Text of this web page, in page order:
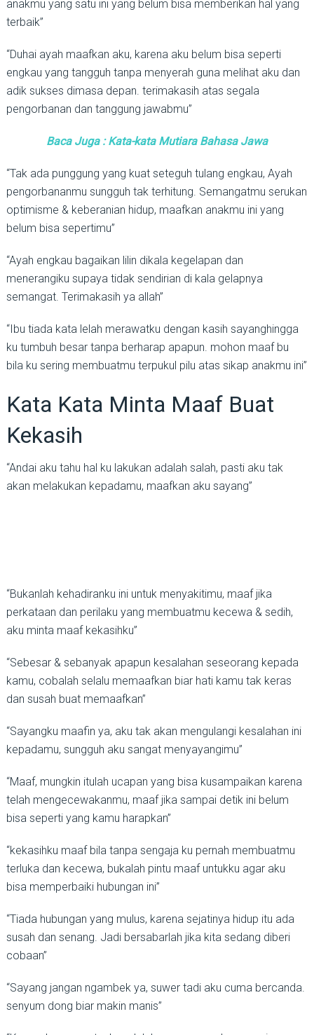
anakmu yang satu ini yang belum bisa memberikan hal yang
terbaik”
“Duhai ayah maafkan aku, karena aku belum bisa seperti
engkau yang tangguh tanpa menyerah guna melihat aku dan
adik sukses dimasa depan. terimakasih atas segala
pengorbanan dan tanggung jawabmu”
Baca Juga : Kata-kata Mutiara Bahasa Jawa
“Tak ada punggung yang kuat seteguh tulang engkau, Ayah
pengorbananmu sungguh tak terhitung. Semangatmu serukan
optimisme & keberanian hidup, maafkan anakmu ini yang
belum bisa sepertimu”
“Ayah engkau bagaikan lilin dikala kegelapan dan
menerangiku supaya tidak sendirian di kala gelapnya
semangat. Terimakasih ya allah”
“Ibu tiada kata lelah merawatku dengan kasih sayanghingga
ku tumbuh besar tanpa berharap apapun. mohon maaf bu
bila ku sering membuatmu terpukul pilu atas sikap anakmu ini”
Kata Kata Minta Maaf Buat
Kekasih
“Andai aku tahu hal ku lakukan adalah salah, pasti aku tak
akan melakukan kepadamu, maafkan aku sayang”
“Bukanlah kehadiranku ini untuk menyakitimu, maaf jika
perkataan dan perilaku yang membuatmu kecewa & sedih,
aku minta maaf kekasihku”
“Sebesar & sebanyak apapun kesalahan seseorang kepada
kamu, cobalah selalu memaafkan biar hati kamu tak keras
dan susah buat memaafkan”
“Sayangku maafin ya, aku tak akan mengulangi kesalahan ini
kepadamu, sungguh aku sangat menyayangimu”
“Maaf, mungkin itulah ucapan yang bisa kusampaikan karena
telah mengecewakanmu, maaf jika sampai detik ini belum
bisa seperti yang kamu harapkan”
“kekasihku maaf bila tanpa sengaja ku pernah membuatmu
terluka dan kecewa, bukalah pintu maaf untukku agar aku
bisa memperbaiki hubungan ini”
“Tiada hubungan yang mulus, karena sejatinya hidup itu ada
susah dan senang. Jadi bersabarlah jika kita sedang diberi
cobaan”
“Sayang jangan ngambek ya, suwer tadi aku cuma bercanda.
senyum dong biar makin manis”